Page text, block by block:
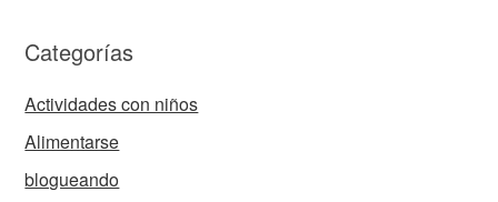
Categorías
Actividades con niños
Alimentarse
blogueando